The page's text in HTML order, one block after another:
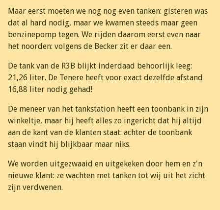
Maar eerst moeten we nog nog even tanken: gisteren was
dat al hard nodig, maar we kwamen steeds maar geen
benzinepomp tegen. We rijden daarom eerst even naar
het noorden: volgens de Becker zit er daar een.
De tank van de R3B blijkt inderdaad behoorlijk leeg:
21,26 liter. De Tenere heeft voor exact dezelfde afstand
16,88 liter nodig gehad!
De meneer van het tankstation heeft een toonbank in zijn
winkeltje, maar hij heeft alles zo ingericht dat hij altijd
aan de kant van de klanten staat: achter de toonbank
staan vindt hij blijkbaar maar niks.
We worden uitgezwaaid en uitgekeken door hem en z'n
nieuwe klant: ze wachten met tanken tot wij uit het zicht
zijn verdwenen.